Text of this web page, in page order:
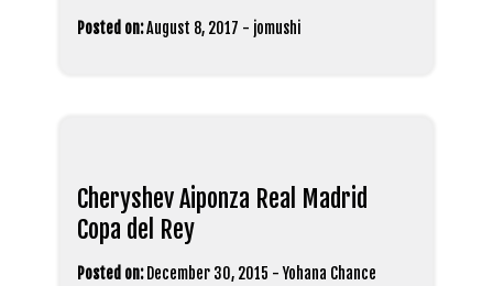
Posted on:August 8, 2017 - jomushi
Cheryshev Aiponza Real Madrid
Copa del Rey
Posted on: December 30, 2015 -Yohana Chance